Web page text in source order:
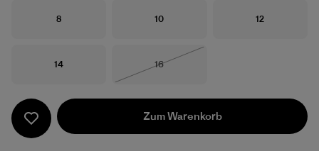
Größe
8 Größe
10 Größe
12
Größe
14 Größe
16
Zum Warenkorb